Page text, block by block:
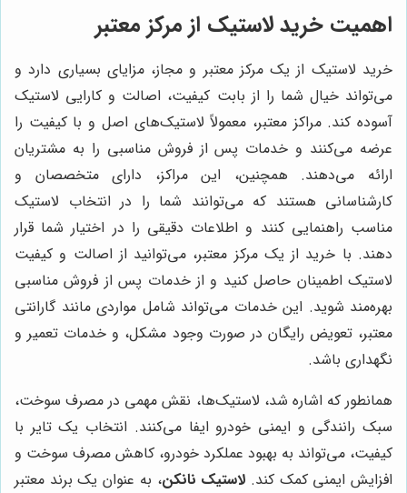
اهمیت خرید لاستیک از مرکز معتبر
خرید لاستیک از یک مرکز معتبر و مجاز، مزایای بسیاری دارد و
می‌تواند خیال شما را از بابت کیفیت، اصالت و کارایی لاستیک
آسوده کند. مراکز معتبر، معمولاً لاستیک‌های اصل و با کیفیت را
عرضه می‌کنند و خدمات پس از فروش مناسبی را به مشتریان
ارائه می‌دهند. همچنین، این مراکز، دارای متخصصان و
کارشناسانی هستند که می‌توانند شما را در انتخاب لاستیک
مناسب راهنمایی کنند و اطلاعات دقیقی را در اختیار شما قرار
دهند. با خرید از یک مرکز معتبر، می‌توانید از اصالت و کیفیت
لاستیک اطمینان حاصل کنید و از خدمات پس از فروش مناسبی
بهره‌مند شوید. این خدمات می‌تواند شامل مواردی مانند گارانتی
معتبر، تعویض رایگان در صورت وجود مشکل، و خدمات تعمیر و
نگهداری باشد.
همانطور که اشاره شد، لاستیک‌ها، نقش مهمی در مصرف سوخت،
سبک رانندگی و ایمنی خودرو ایفا می‌کنند. انتخاب یک تایر با
کیفیت، می‌تواند به بهبود عملکرد خودرو، کاهش مصرف سوخت و
افزایش ایمنی کمک کند. لاستیک نانکن، به عنوان یک برند معتبر